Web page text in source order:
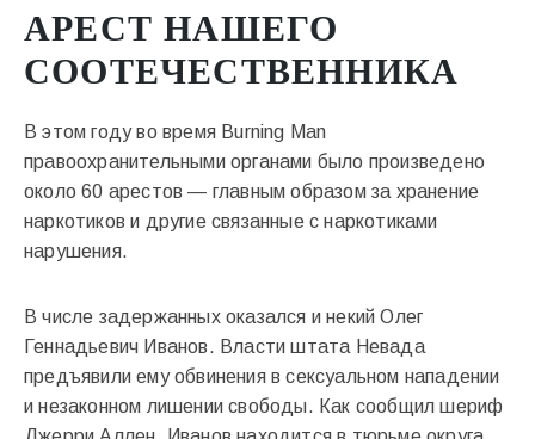
АРЕСТ НАШЕГО
СООТЕЧЕСТВЕННИКА
В этом году во время Burning Man
правоохранительными органами было произведено
около 60 арестов — главным образом за хранение
наркотиков и другие связанные с наркотиками
нарушения.
В числе задержанных оказался и некий Олег
Геннадьевич Иванов. Власти штата Невада
предъявили ему обвинения в сексуальном нападении
и незаконном лишении свободы. Как сообщил шериф